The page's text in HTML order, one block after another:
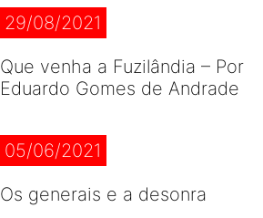
29/08/2021
Que venha a Fuzilândia – Por
Eduardo Gomes de Andrade
05/06/2021
Os generais e a desonra